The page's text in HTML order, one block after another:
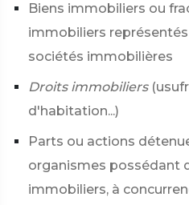
Biens immobiliers ou
immobiliers
sociétés immobilières
Droits immobiliers
d'habitation...)
Parts ou actions
organismes possédant
immobiliers, à